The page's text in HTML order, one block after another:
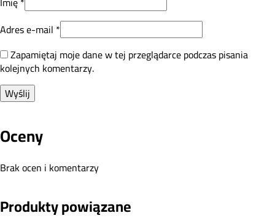
Adres e-mail *
Zapamiętaj moje dane w tej przeglądarce podczas pisania
kolejnych komentarzy.
Oceny
Brak ocen i komentarzy
Produkty powiązane